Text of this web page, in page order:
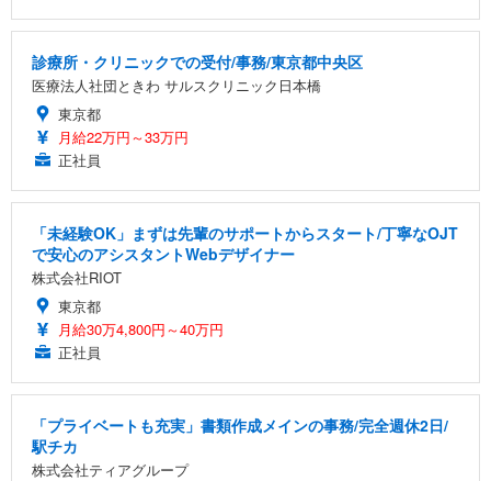
診療所・クリニックでの受付/事務/東京都中央区
医療法人社団ときわ サルスクリニック日本橋
東京都
月給22万円～33万円
正社員
「未経験OK」まずは先輩のサポートからスタート/丁寧なOJT
で安心のアシスタントWebデザイナー
株式会社RIOT
東京都
月給30万4,800円～40万円
正社員
「プライベートも充実」書類作成メインの事務/完全週休2日/
駅チカ
株式会社ティアグループ